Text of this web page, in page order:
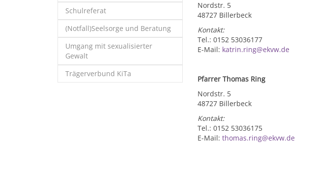
Schulreferat
(Notfall)Seelsorge und Beratung
Umgang mit sexualisierter
Gewalt
Trägerverbund KiTa
Nordstr. 5
48727 Billerbeck
Kontakt:
Tel.: 0152 53036177
E-Mail: katrin.ring@ekvw.de
Pfarrer Thomas Ring
Nordstr. 5
48727 Billerbeck
Kontakt:
Tel.: 0152 53036175
E-Mail: thomas.ring@ekvw.de